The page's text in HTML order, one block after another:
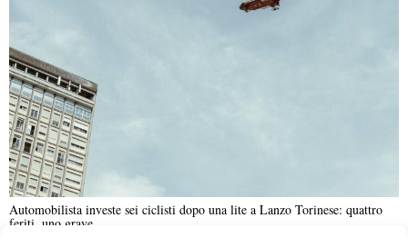
Automobilista investe sei ciclisti dopo una lite a Lanzo Torinese: quattro
feriti, uno grave